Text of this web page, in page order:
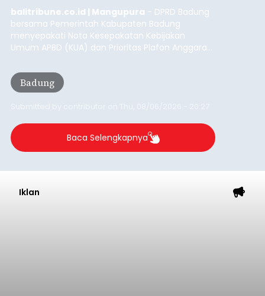
balitribune.co.id | Mangupura - DPRD Badung
bersama Pemerintah Kabupaten Badung
menyepakati Nota Kesepakatan Kebijakan
Umum APBD (KUA) dan Prioritas Plafon Anggaran
rapat paripurna yang digelar di Gedung DPRD
Badung, Kamis (6/8/2026).
Badung
Baca Selengkapnya
Iklan